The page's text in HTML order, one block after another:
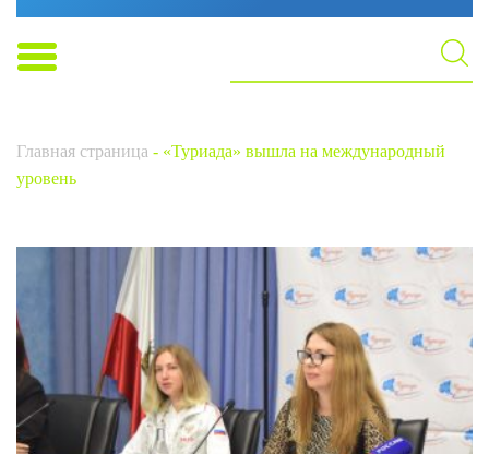
Главная страница - «Туриада» вышла на международный
уровень